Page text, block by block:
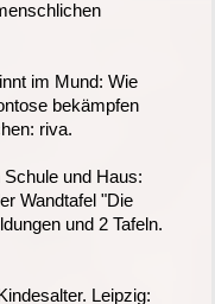
im Mund: Wie
bekämpfen
riva.
und Haus:
Wandtafel "Die
und 2 Tafeln.
Leipzig: